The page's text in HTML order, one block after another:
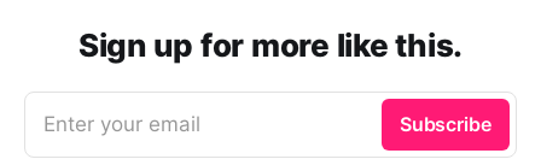
Sign up for more like this.
Enter your email Subscribe